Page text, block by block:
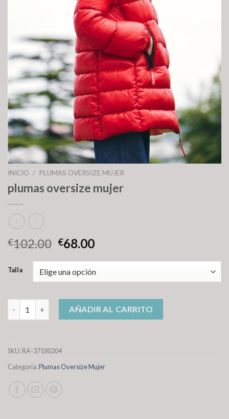
INICIO / PLUMAS OVERSIZE MUJER
plumas oversize mujer
€102.00 €68.00
Talla
plumas oversize mujer cantidad
AÑADIR AL CARRITO
SKU:RA-37180204
Categoría:Plumas Oversize Mujer